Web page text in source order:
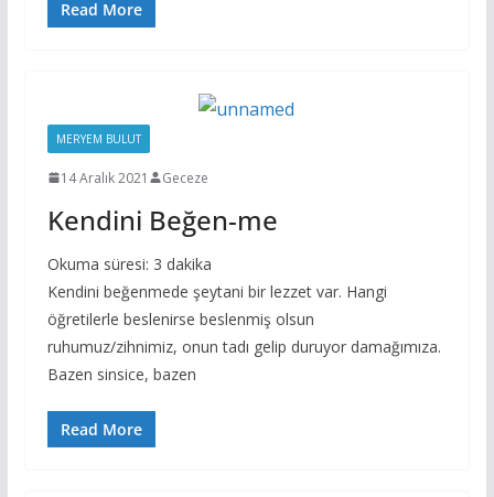
Read More
MERYEM BULUT
14 Aralık 2021 Geceze
Kendini Beğen-me
Okuma süresi: 3 dakika
Kendini beğenmede şeytani bir lezzet var. Hangi
öğretilerle beslenirse beslenmiş olsun
ruhumuz/zihnimiz, onun tadı gelip duruyor damağımıza.
Bazen sinsice, bazen
Read More